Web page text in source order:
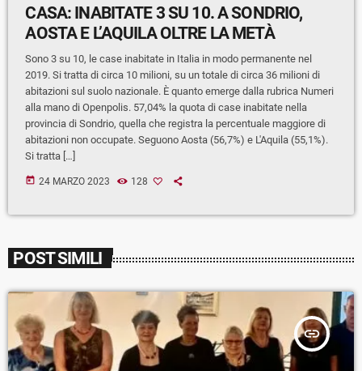
CASA: INABITATE 3 SU 10. A SONDRIO,
AOSTA E L’AQUILA OLTRE LA METÀ
Sono 3 su 10, le case inabitate in Italia in modo permanente nel
2019. Si tratta di circa 10 milioni, su un totale di circa 36 milioni di
abitazioni sul suolo nazionale. È quanto emerge dalla rubrica Numeri
alla mano di Openpolis. 57,04% la quota di case inabitate nella
provincia di Sondrio, quella che registra la percentuale maggiore di
abitazioni non occupate. Seguono Aosta (56,7%) e L'Aquila (55,1%).
Si tratta […]
today 24 MARZO 2023 128
POST SIMILI
insert_link